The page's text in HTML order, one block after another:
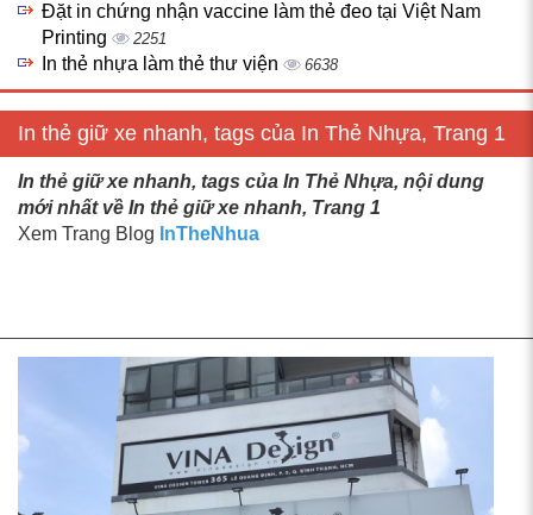
Đặt in chứng nhận vaccine làm thẻ đeo tại Việt Nam
Printing
2251
In thẻ nhựa làm thẻ thư viện 6638
In thẻ giữ xe nhanh, tags của In Thẻ Nhựa, Trang 1
In thẻ giữ xe nhanh, tags của In Thẻ Nhựa, nội dung
mới nhất về In thẻ giữ xe nhanh, Trang 1
Xem Trang Blog InTheNhua